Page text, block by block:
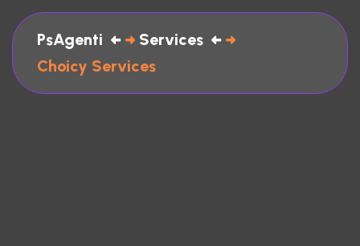
PsAgenti
Services
Choicy Services